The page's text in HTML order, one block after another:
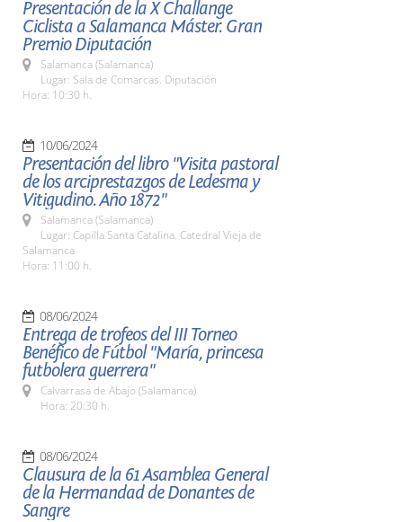
Presentación de la X Challange
Ciclista a Salamanca Máster. Gran
Premio Diputación
Salamanca (Salamanca)
Lugar: Sala de Comarcas. Diputación
Hora: 10:30 h.
10/06/2024
Presentación del libro "Visita pastoral
de los arciprestazgos de Ledesma y
Vitigudino. Año 1872"
Salamanca (Salamanca)
Lugar: Capilla Santa Catalina. Catedral Vieja de
Salamanca
Hora: 11:00 h.
08/06/2024
Entrega de trofeos del III Torneo
Benéfico de Fútbol "María, princesa
futbolera guerrera"
Calvarrasa de Abajo (Salamanca)
Hora: 20:30 h.
08/06/2024
Clausura de la 61 Asamblea General
de la Hermandad de Donantes de
Sangre